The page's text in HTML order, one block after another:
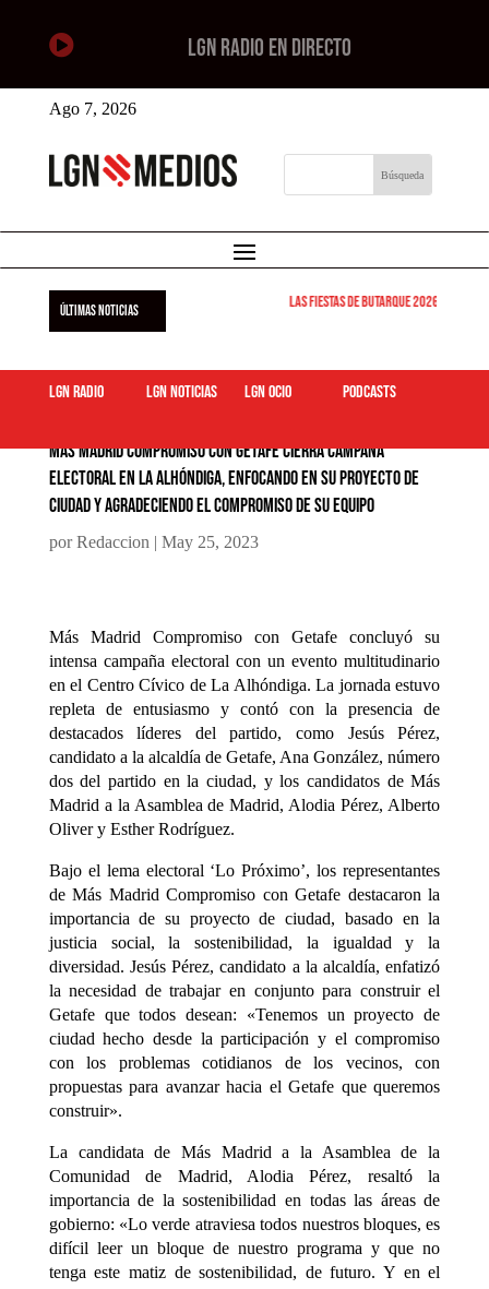
 LGN RADIO EN DIRECTO
Ago 7, 2026
ÚLTIMAS NOTICIAS Las Fiestas de Butarque 2026 arrancan
LGN Radio LGN Noticias LGN ocio podcasts
Más Madrid Compromiso con Getafe cierra campaña
electoral en La Alhóndiga, enfocando en su proyecto de
ciudad y agradeciendo el compromiso de su equipo
porRedaccion| May 25, 2023
Más Madrid Compromiso con Getafe concluyó su
intensa campaña electoral con un evento multitudinario
en el Centro Cívico de La Alhóndiga. La jornada estuvo
repleta de entusiasmo y contó con la presencia de
destacados líderes del partido, como Jesús Pérez,
candidato a la alcaldía de Getafe, Ana González, número
dos del partido en la ciudad, y los candidatos de Más
Madrid a la Asamblea de Madrid, Alodia Pérez, Alberto
Oliver y Esther Rodríguez.
Bajo el lema electoral ‘Lo Próximo’, los representantes
de Más Madrid Compromiso con Getafe destacaron la
importancia de su proyecto de ciudad, basado en la
justicia social, la sostenibilidad, la igualdad y la
diversidad. Jesús Pérez, candidato a la alcaldía, enfatizó
la necesidad de trabajar en conjunto para construir el
Getafe que todos desean: «Tenemos un proyecto de
ciudad hecho desde la participación y el compromiso
con los problemas cotidianos de los vecinos, con
propuestas para avanzar hacia el Getafe que queremos
construir».
La candidata de Más Madrid a la Asamblea de la
Comunidad de Madrid, Alodia Pérez, resaltó la
importancia de la sostenibilidad en todas las áreas de
gobierno: «Lo verde atraviesa todos nuestros bloques, es
difícil leer un bloque de nuestro programa y que no
tenga este matiz de sostenibilidad, de futuro. Y en el